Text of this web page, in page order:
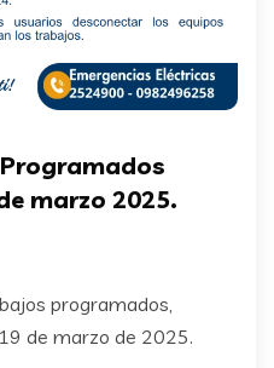
marzo 2025.
programados,
de marzo de 2025.